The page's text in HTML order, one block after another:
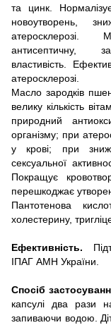
та цинк.
новоутворень,
атеросклерозі.
антисептичну,
властивість.
атеросклерозі.
Масло зародків
велику кількість
природний
організму; при
у крові; при
сексуальної
Покращує
перешкоджає
Пантотенова
холестерину,
Ефективність.
ІПАГ АМН України.
Спосіб
капсулі два рази
запиваючи водою.